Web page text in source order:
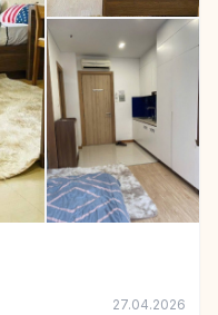
27.04.2026